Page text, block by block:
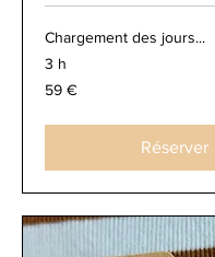
Chargement des jours...
3 h
59
euros
59 €
Réserver